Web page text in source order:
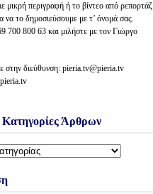
μικρή περιγραφή ή το βίντεο από ρεπορτάζ
να το δημοσιεύσουμε με τ’ όνομά σας.
700 800 63 και μιλήστε με τον Γιώργο
στην διεύθυνση: pieria.tv@pieria.tv
Κατηγορίες Άρθρων